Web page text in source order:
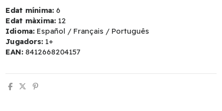
Edat mínima: 6
Edat màxima: 12
Idioma: Español / Français / Português
Jugadors: 1+
EAN: 8412668204157